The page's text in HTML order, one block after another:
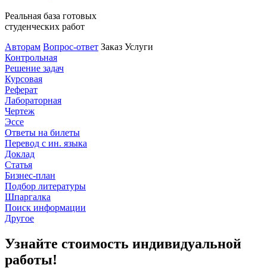
Реальная база готовых
студенческих работ
Авторам Вопрос-ответ Заказ Услуги
Контрольная
Решение задач
Курсовая
Реферат
Лабораторная
Чертеж
Эссе
Ответы на билеты
Перевод с ин. языка
Доклад
Статья
Бизнес-план
Подбор литературы
Шпаргалка
Поиск информации
Другое
Узнайте стоимость индивидуальной
работы!